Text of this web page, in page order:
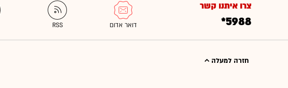
צרו איתנו קשר
*5988
חזרה למעלה